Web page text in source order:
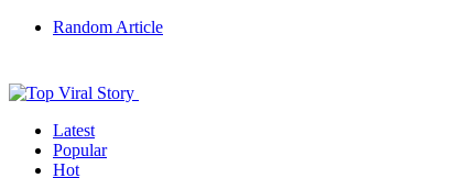
Random Article
Latest
Popular
Hot